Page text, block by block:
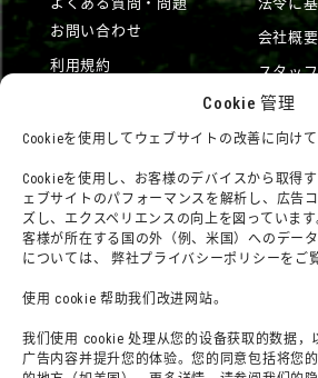
Cookie 管理
Cookieを使用してウェブサイトの改善に向け
Cookieを使用し、お客様のデバイスから取得
ェブサイトのパフォーマンスを解析し、広告
ズし、エクスペリエンスの向上を図っていま
客様が所在する国の外（例、米国）へのデー
については、 弊社プライバシーポリシーをご
使用 cookie 帮助我们改进网站。
我们使用 cookie 处理从您的设备获取的数据，
广告内容并提升您的体验。您的同意包括将您
お問い合わせ
利用規約
プレスリリース（プレスリリ
会社概要
スタッ